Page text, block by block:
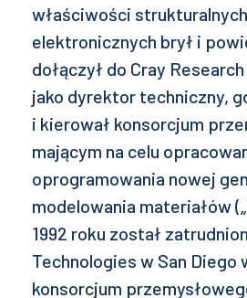
właściwości
elektronicznych brył i
dołączył do Cray
jako dyrektor techniczny,
i kierował konsorcjum
mającym na celu
oprogramowania nowej
modelowania materiałów
1992 roku został
Technologies w San Diego
konsorcjum